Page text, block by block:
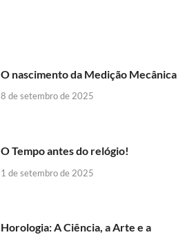
O nascimento da Medição Mecânica
8 de setembro de 2025
O Tempo antes do relógio!
1 de setembro de 2025
Horologia: A Ciência, a Arte e a